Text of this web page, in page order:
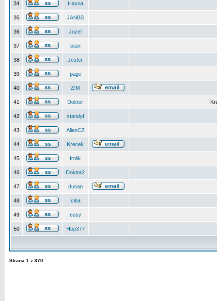
34 Haxna
35 JANBB
36 Jozef
37 stan
38 Jester
39 page
40 ZIM
41 Doktor
42 standyf
43 AlienCZ
44 Krecek
45 frolik
46 Doktor2
47 dusan
48 ciba
49 easy
50 Hop377
Strana 1 z 370